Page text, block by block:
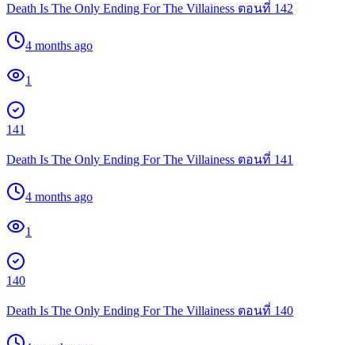
Death Is The Only Ending For The Villainess ตอนที่ 142
4 months ago
1
141
Death Is The Only Ending For The Villainess ตอนที่ 141
4 months ago
1
140
Death Is The Only Ending For The Villainess ตอนที่ 140